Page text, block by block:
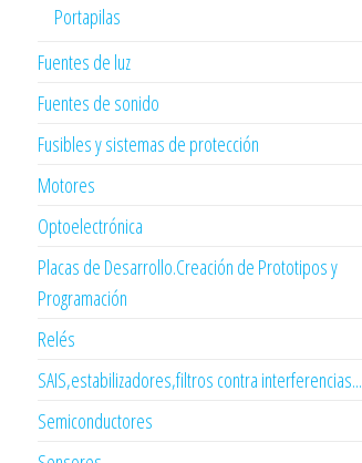
Portapilas
Fuentes de luz
Fuentes de sonido
Fusibles y sistemas de protección
Motores
Optoelectrónica
Placas de Desarrollo.Creación de Prototipos y
Programación
Relés
SAIS,estabilizadores,filtros contra interferencias...
Semiconductores